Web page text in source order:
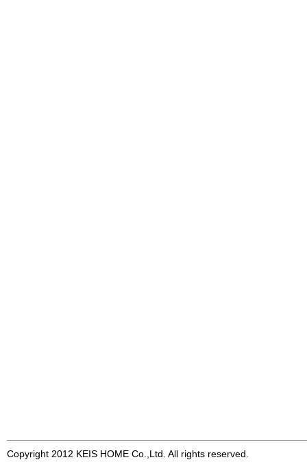
Copyright 2012 KEIS HOME Co.,Ltd. All rights reserved.